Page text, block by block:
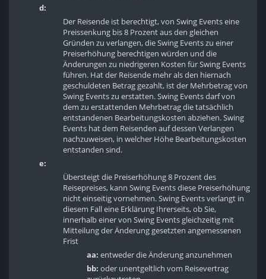
d:
Der Reisende ist berechtigt, von Swing Events eine
Preissenkung bis 8 Prozent aus den gleichen
Gründen zu verlangen, die Swing Events zu einer
Preiserhöhung berechtigen würden und die
Änderungen zu niedrigeren Kosten für Swing Events
führen. Hat der Reisende mehr als den hiernach
geschuldeten Betrag gezahlt, ist der Mehrbetrag von
Swing Events zu erstatten. Swing Events darf von
dem zu erstattenden Mehrbetrag die tatsächlich
entstandenen Bearbeitungskosten abziehen. Swing
Events hat dem Reisenden auf dessen Verlangen
nachzuweisen, in welcher Höhe Bearbeitungskosten
entstanden sind.
e:
Übersteigt die Preiserhöhung 8 Prozent des
Reisepreises, kann Swing Events diese Preiserhöhung
nicht einseitig vornehmen. Swing Events verlangt in
diesem Fall eine Erklärung Ihrerseits, ob Sie,
innerhalb einer von Swing Events gleichzeitig mit
Mitteilung der Änderung gesetzten angemessenen
Frist
aa: entweder die Änderung anzunehmen
bb: oder unentgeltlich vom Reisevertrag